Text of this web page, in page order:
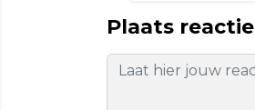
Plaats reactie